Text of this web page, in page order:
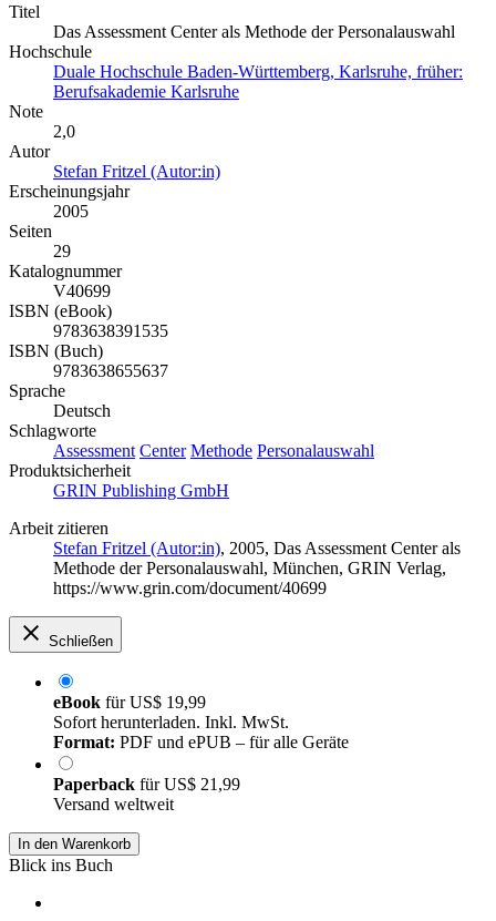
Titel
Das Assessment Center als Methode der Personalauswahl
Hochschule
Duale Hochschule Baden-Württemberg, Karlsruhe, früher:
Berufsakademie Karlsruhe
Note
2,0
Autor
Stefan Fritzel (Autor:in)
Erscheinungsjahr
2005
Seiten
29
Katalognummer
V40699
ISBN (eBook)
9783638391535
ISBN (Buch)
9783638655637
Sprache
Deutsch
Schlagworte
Assessment Center Methode Personalauswahl
Produktsicherheit
GRIN Publishing GmbH
Arbeit zitieren
Stefan Fritzel (Autor:in), 2005, Das Assessment Center als
Methode der Personalauswahl, München, GRIN Verlag,
https://www.grin.com/document/40699
Schließen
eBook fürUS$ 19,99
Sofort herunterladen. Inkl. MwSt.
Format: PDF und ePUB – für alle Geräte
Paperback fürUS$ 21,99
Versand weltweit
In den Warenkorb
Blick ins Buch